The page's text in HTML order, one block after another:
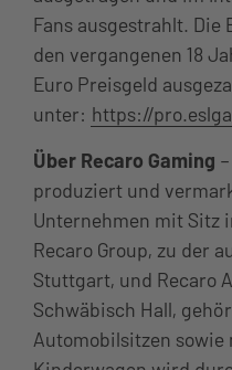
Fans ausgestrahlt. Die
den vergangenen 18
Euro Preisgeld
unter: https://
Über Recaro Gaming
produziert und
Unternehmen mit Sitz
Recaro Group, zu der
Stuttgart, und Recaro
Schwäbisch Hall,
Automobilsitzen